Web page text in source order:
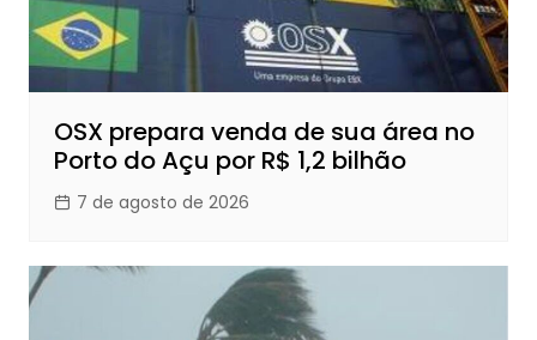
OSX prepara venda de sua área no
Porto do Açu por R$ 1,2 bilhão
7 de agosto de 2026